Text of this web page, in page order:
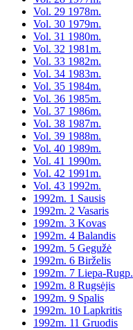
Vol. 29 1978m.
Vol. 30 1979m.
Vol. 31 1980m.
Vol. 32 1981m.
Vol. 33 1982m.
Vol. 34 1983m.
Vol. 35 1984m.
Vol. 36 1985m.
Vol. 37 1986m.
Vol. 38 1987m.
Vol. 39 1988m.
Vol. 40 1989m.
Vol. 41 1990m.
Vol. 42 1991m.
Vol. 43 1992m.
1992m. 1 Sausis
1992m. 2 Vasaris
1992m. 3 Kovas
1992m. 4 Balandis
1992m. 5 Gegužė
1992m. 6 Birželis
1992m. 7 Liepa-Rugp.
1992m. 8 Rugsėjis
1992m. 9 Spalis
1992m. 10 Lapkritis
1992m. 11 Gruodis